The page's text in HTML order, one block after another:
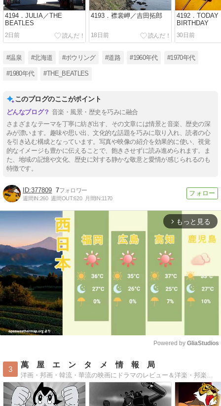
4194．JULIA／THE
BEATLES
2日前
4193．襟裳岬／吉田拓郎
18日前
4192．TODAY
BIRTHDAY
30日前
#温泉 #北海道 #ボウリング #道路 #1960年代 #1970年代
#1980年代 #THE_BEATLES
このブログのここがポイント
音楽・風景・歴史を巧みに融合
さまざまなテーマを丁寧に紡ぎ出す、その文章には情景と音楽、歴史の深
みが漂います。趣味や思い出、文化的な話題を巧みに取り入れ、読者の心
を引き込む構成となっています。写真や映像の紹介を効果的に使い、視覚
的なイメージも豊かに伝えることで、飽きさせずに読み進められます。ま
た、地域の記憶や文化、歴史に対する静かな敬意と愛情が感じられるのも
特徴です。
377809 7
週間IN:260 週間OUT:620 月間IN:1170
arrow_forward_ios もっと見る
Powered by GliaStudios
3
萬 屋 エ ン タ メ 情 報 局